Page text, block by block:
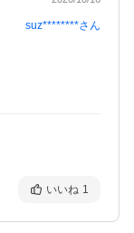
suz********さん
いいね 1